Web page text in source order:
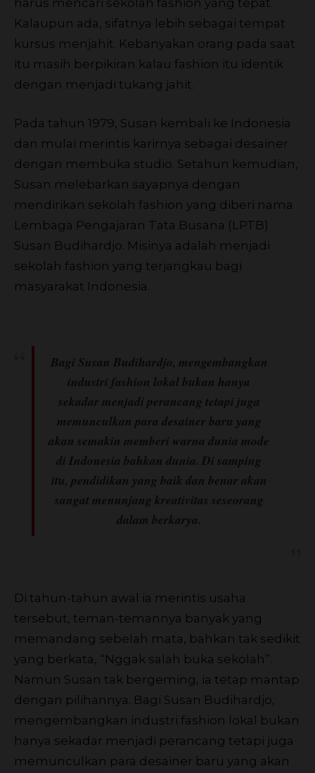
Kalaupun ada, sifatnya lebih sebagai tempat
kursus menjahit. Kebanyakan orang pada saat
itu masih berpikiran kalau fashion itu identik
dengan menjadi tukang jahit.
Pada tahun 1979, Susan kembali ke Indonesia
dan mulai merintis karirnya sebagai desainer
dengan membuka studio. Setahun kemudian,
Susan melebarkan sayapnya dengan
mendirikan sekolah fashion yang diberi nama
Lembaga Pengajaran Tata Busana (LPTB)
Susan Budihardjo. Misinya adalah menjadi
sekolah fashion yang terjangkau bagi
masyarakat Indonesia.
Bagi Susan Budihardjo, mengembangkan
industri fashion lokal bukan hanya
sekadar menjadi perancang tetapi juga
memunculkan para desainer baru yang
akan semakin memberi warna dunia mode
di Indonesia bahkan dunia. Di samping
itu, pendidikan yang baik dan benar akan
sangat menunjang kreativitas seseorang
dalam berkarya.
Di tahun-tahun awal ia merintis usaha
tersebut, teman-temannya banyak yang
memandang sebelah mata, bahkan tak sedikit
yang berkata, “Nggak salah buka sekolah”.
Namun Susan tak bergeming, ia tetap mantap
dengan pilihannya. Bagi Susan Budihardjo,
mengembangkan industri fashion lokal bukan
hanya sekadar menjadi perancang tetapi juga
memunculkan para desainer baru yang akan